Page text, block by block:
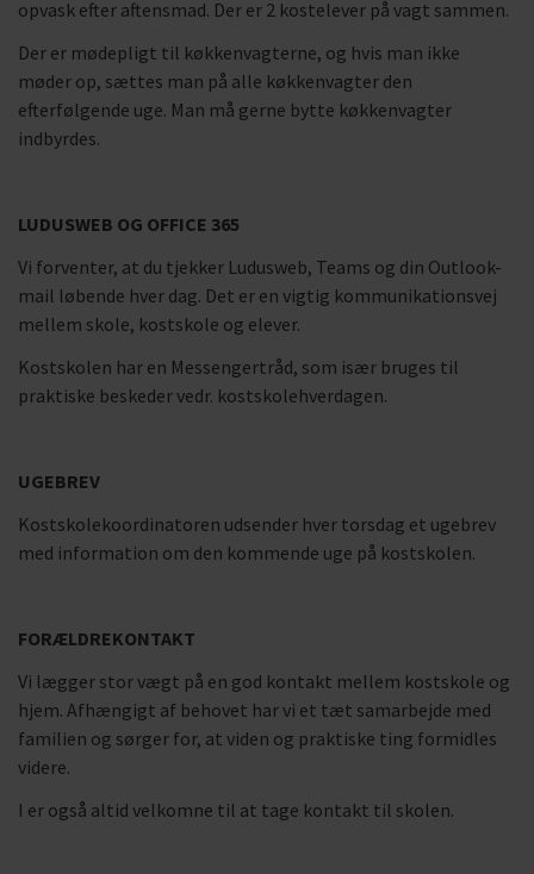
opvask efter aftensmad. Der er 2 kostelever på vagt sammen.
Der er mødepligt til køkkenvagterne, og hvis man ikke
møder op, sættes man på alle køkkenvagter den
efterfølgende uge. Man må gerne bytte køkkenvagter
indbyrdes.
LUDUSWEB OG OFFICE 365
Vi forventer, at du tjekker Ludusweb, Teams og din Outlook-
mail løbende hver dag. Det er en vigtig kommunikationsvej
mellem skole, kostskole og elever.
Kostskolen har en Messengertråd, som især bruges til
praktiske beskeder vedr. kostskolehverdagen.
UGEBREV
Kostskolekoordinatoren udsender hver torsdag et ugebrev
med information om den kommende uge på kostskolen.
FORÆLDREKONTAKT
Vi lægger stor vægt på en god kontakt mellem kostskole og
hjem. Afhængigt af behovet har vi et tæt samarbejde med
familien og sørger for, at viden og praktiske ting formidles
videre.
I er også altid velkomne til at tage kontakt til skolen.